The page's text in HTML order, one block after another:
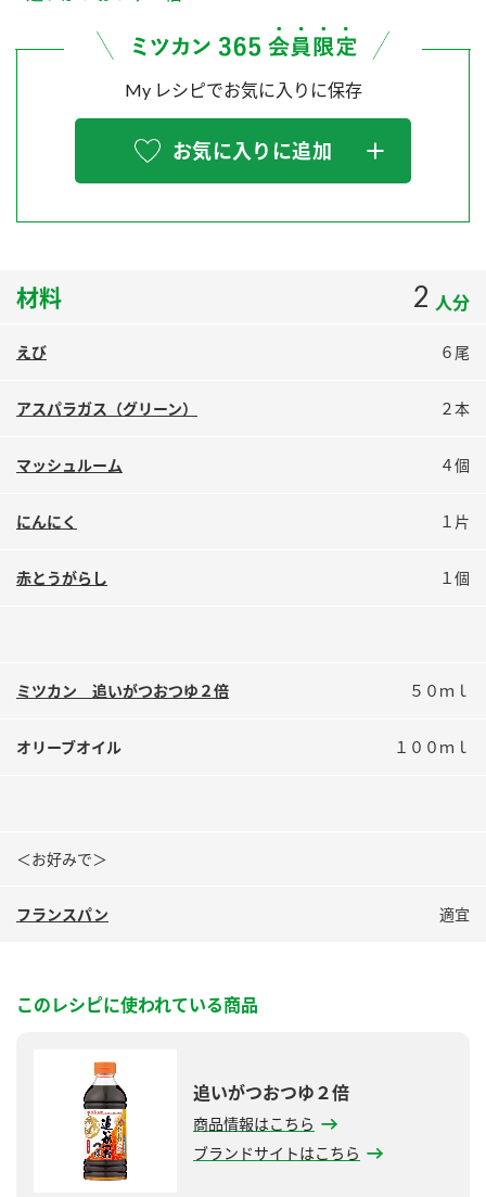
炊き込みご飯の素 米飯用調味液
Fibee
三ツ判山吹
スペシャルサイト
お酢を知ろう！
すしラボ
納豆の豆知識
ロングセラー商品 ＋ おすすめレシピ
MIM（ミツカンミュージアム）
お客様の声をいかしました
販売終了製品のご案内
よくあるご質問
My レシピでお気に入りに保存
お気に入りに追加
材料 2 人分
えび ６尾
アスパラガス（グリーン） ２本
マッシュルーム ４個
にんにく １片
赤とうがらし １個
ミツカン 追いがつおつゆ２倍 ５０ｍｌ
オリーブオイル １００ｍｌ
＜お好みで＞
フランスパン 適宜
このレシピに使われている商品
追いがつおつゆ２倍
商品情報はこちら
ブランドサイトはこちら